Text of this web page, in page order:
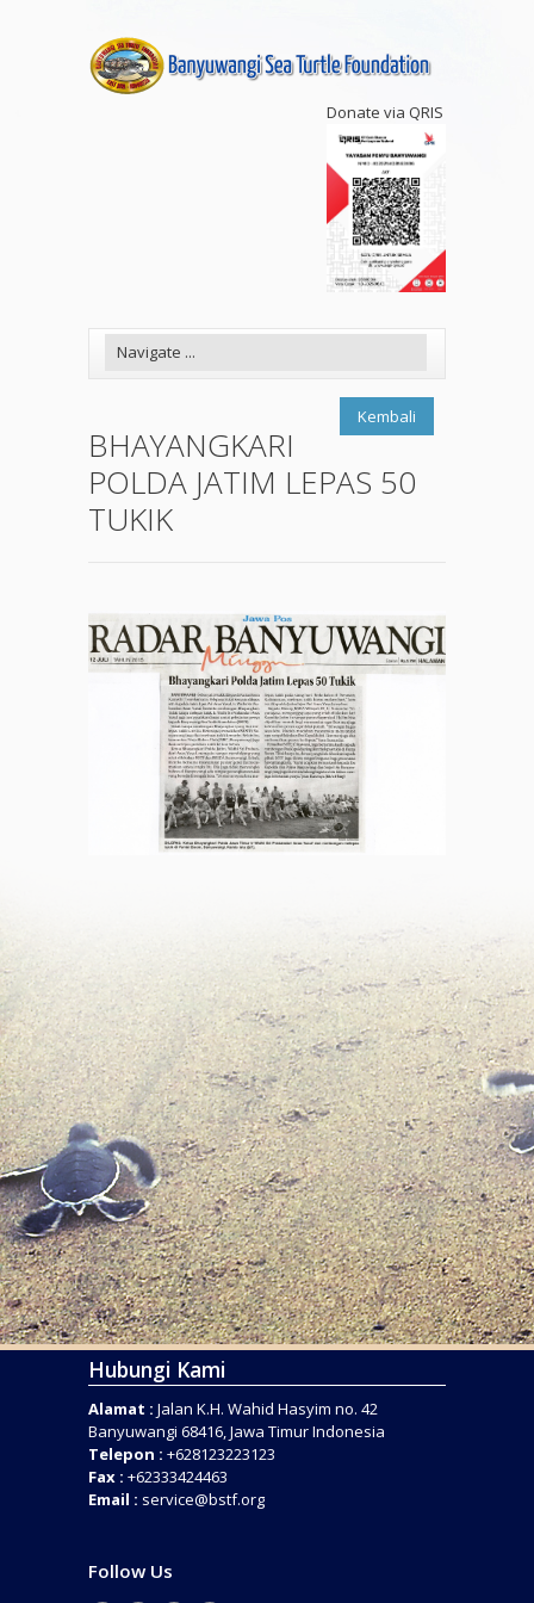
Donate via QRIS
Kembali
BHAYANGKARI
POLDA JATIM LEPAS 50
TUKIK
Hubungi Kami
Alamat : Jalan K.H. Wahid Hasyim no. 42
Banyuwangi 68416, Jawa Timur Indonesia
Telepon : +628123223123
Fax : +62333424463
Email : service@bstf.org
Follow Us